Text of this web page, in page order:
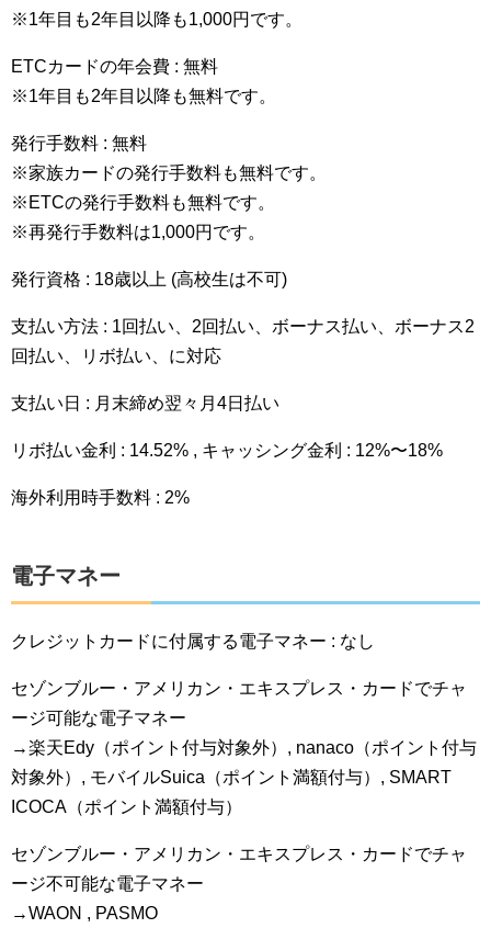
※1年目も2年目以降も1,000円です。
ETCカードの年会費 : 無料
※1年目も2年目以降も無料です。
発行手数料 : 無料
※家族カードの発行手数料も無料です。
※ETCの発行手数料も無料です。
※再発行手数料は1,000円です。
発行資格 : 18歳以上 (高校生は不可)
支払い方法 : 1回払い、2回払い、ボーナス払い、ボーナス2
回払い、リボ払い、に対応
支払い日 : 月末締め翌々月4日払い
リボ払い金利 : 14.52% , キャッシング金利 : 12%〜18%
海外利用時手数料 : 2%
電子マネー
クレジットカードに付属する電子マネー : なし
セゾンブルー・アメリカン・エキスプレス・カードでチャ
ージ可能な電子マネー
→楽天Edy（ポイント付与対象外）, nanaco（ポイント付与
対象外）, モバイルSuica（ポイント満額付与）, SMART
ICOCA（ポイント満額付与）
セゾンブルー・アメリカン・エキスプレス・カードでチャ
ージ不可能な電子マネー
→WAON , PASMO